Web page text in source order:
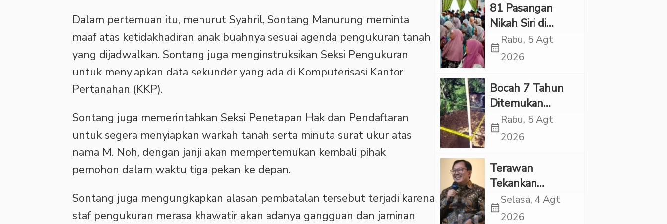
Dalam pertemuan itu, menurut Syahril, Sontang Manurung meminta
maaf atas ketidakhadiran anak buahnya sesuai agenda pengukuran tanah
yang dijadwalkan. Sontang juga menginstruksikan Seksi Pengukuran
untuk menyiapkan data sekunder yang ada di Komputerisasi Kantor
Pertanahan (KKP).
Sontang juga memerintahkan Seksi Penetapan Hak dan Pendaftaran
untuk segera menyiapkan warkah tanah serta minuta surat ukur atas
nama M. Noh, dengan janji akan mempertemukan kembali pihak
pemohon dalam waktu tiga pekan ke depan.
Sontang juga mengungkapkan alasan pembatalan tersebut terjadi karena
staf pengukuran merasa khawatir akan adanya gangguan dan jaminan
81 Pasangan
Nikah Siri di
Tapsel Ikuti
Sidang Isbat
calendar_month
Rabu, 5 Agt
2026
Bocah 7 Tahun
Ditemukan
Tewas dalam
Sumur di Tapsel,
Kekerasan
calendar_month
Rabu, 5 Agt
2026
Terawan
Tekankan
Pentingnya
Inovasi
calendar_month
Selasa, 4 Agt
2026